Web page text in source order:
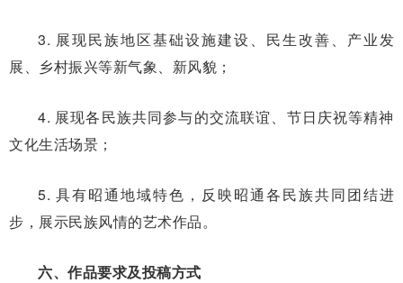
3. 展现民族地区基础设施建设、民生改善、产业发
展、乡村振兴等新气象、新风貌；
4. 展现各民族共同参与的交流联谊、节日庆祝等精神
文化生活场景；
5. 具有昭通地域特色，反映昭通各民族共同团结进
步，展示民族风情的艺术作品。
六、作品要求及投稿方式